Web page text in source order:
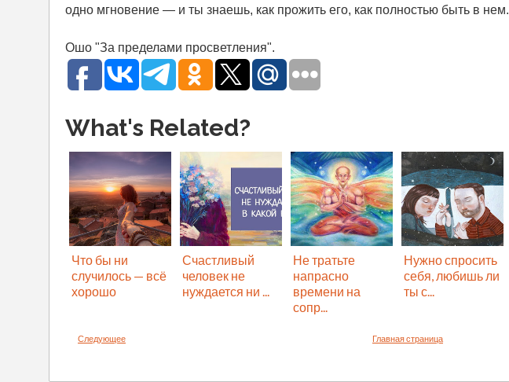
одно мгновение — и ты знаешь, как прожить его, как полностью быть в нем.
Ошо "За пределами просветления".
What's Related?
Что бы ни
случилось — всё
хорошо
Счастливый
человек не
нуждается ни ...
Не тратьте
напрасно
времени на
сопр...
Нужно спросить
себя, любишь ли
ты с...
Следующее Главная страница